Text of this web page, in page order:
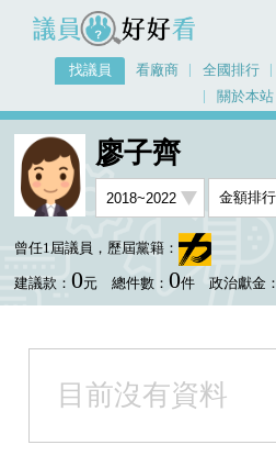
議員好好看
找議員 看廠商 全國排行
關於本站
首頁 找議員 金額排行視覺圖表
廖子齊
曾任1屆議員，歷屆黨籍：
建議款： 0元 總件數： 0件 政治獻金：
目前沒有資料